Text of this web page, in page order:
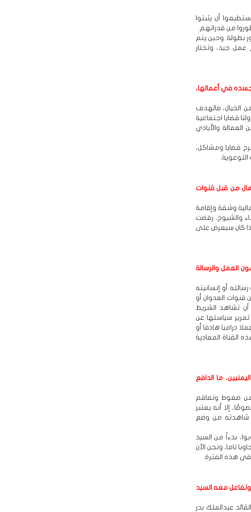
أن يثبتوا
من قدراتهم.
بطولة. وحين يتم
جيد، وتختار
في أعمالها،
الخيال، فالهدف
قضايا اجتماعية
والأيادي
قضايا ومشاكل،
التوعوية.
من قبل قنوات
وشقة وإقامة
والشيوخ، رفضت
كان سيعرض على
العمل والرسالة
أو إنسانيته
العدوان أو
تشاهد الشريط
سياستها عن
دراميا هادفا أو
المعادية
ما الدافع
من ضغوط وتفاقم
إلا أنه يعتبر
شاهدته من وضع
بدءاً من السيد
تاما، ونحن الآن
في هذه الفترة.
وتفاعل معه السيد
عبدالملك بدر